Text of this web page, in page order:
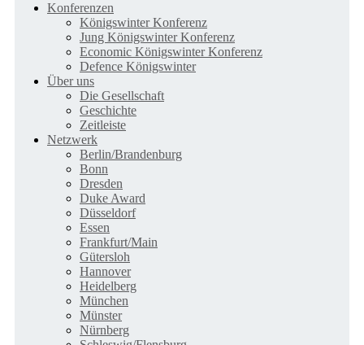
Konferenzen
Königswinter Konferenz
Jung Königswinter Konferenz
Economic Königswinter Konferenz
Defence Königswinter
Über uns
Die Gesellschaft
Geschichte
Zeitleiste
Netzwerk
Berlin/Brandenburg
Bonn
Dresden
Duke Award
Düsseldorf
Essen
Frankfurt/Main
Gütersloh
Hannover
Heidelberg
München
Münster
Nürnberg